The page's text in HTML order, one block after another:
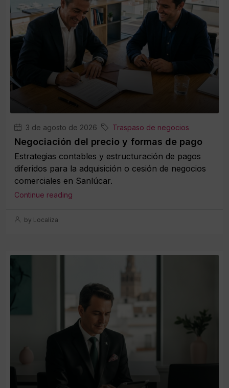
3 de agosto de 2026 Traspaso de negocios
Negociación del precio y formas de pago
Estrategias contables y estructuración de pagos
diferidos para la adquisición o cesión de negocios
comerciales en Sanlúcar.
Continue reading
by Localiza